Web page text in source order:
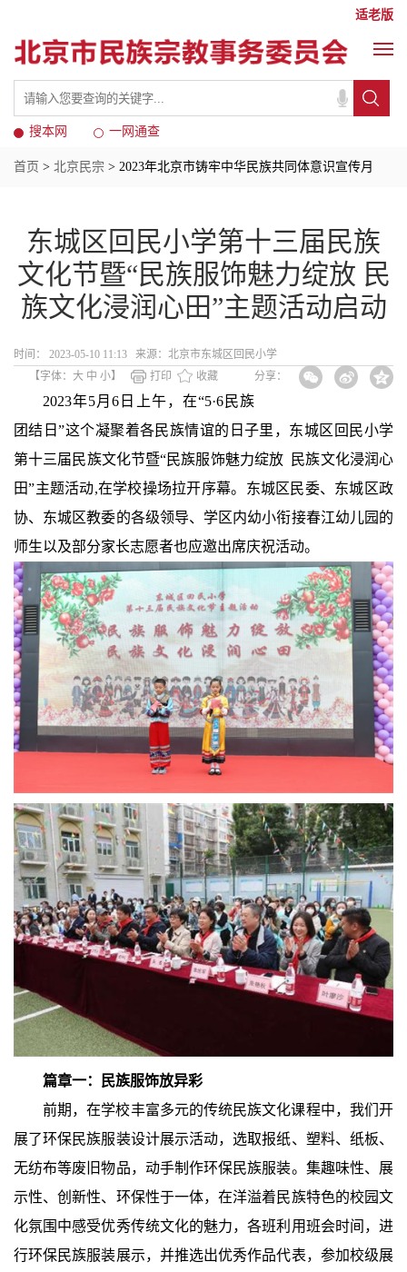
适老版
搜本网 一网通查
首页 > 北京民宗 > 2023年北京市铸牢中华民族共同体意识宣传月
东城区回民小学第十三届民族
文化节暨“民族服饰魅力绽放 民
族文化浸润心田”主题活动启动
时间： 2023-05-10 11:13 来源：北京市东城区回民小学
分享：
【字体： 大 中 小】 打印 收藏
2023年5月6日上午，在“5·6民族
团结日”这个凝聚着各民族情谊的日子里，东城区回民小学
第十三届民族文化节暨“民族服饰魅力绽放 民族文化浸润心
田”主题活动,在学校操场拉开序幕。东城区民委、东城区政
协、东城区教委的各级领导、学区内幼小衔接春江幼儿园的
师生以及部分家长志愿者也应邀出席庆祝活动。
篇章一：
民族服饰放异彩
前期，在学校丰富多元的传统民族文化课程中，我们开
展了环保民族服装设计展示活动，选取报纸、塑料、纸板、
无纺布等废旧物品，动手制作环保民族服装。集趣味性、展
示性、创新性、环保性于一体，在洋溢着民族特色的校园文
化氛围中感受优秀传统文化的魅力，各班利用班会时间，进
行环保民族服装展示，并推选出优秀作品代表，参加校级展